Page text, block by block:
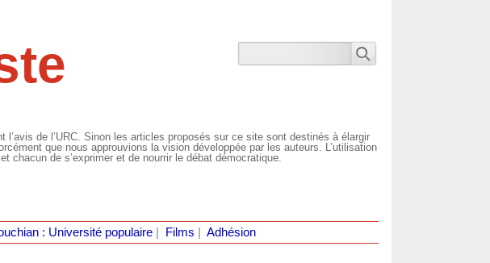
de l’URC. Sinon les articles proposés sur ce site sont destinés à élargir
que nous approuvions la vision développée par les auteurs. L’utilisation
chacun de s’exprimer et de nourrir le débat démocratique.
: Université populaire| Films Adhésion